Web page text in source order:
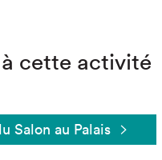
cette activité
Salon au Palais